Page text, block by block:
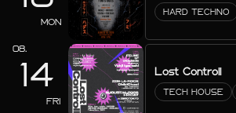
MON
HARD TECHNO
08.
14
FRI
Lost Controll
TECH HOUSE